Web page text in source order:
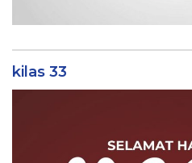
kilas 33